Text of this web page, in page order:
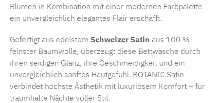
Blumen in Kombination mit einer modernen Farbpalette
ein unvergleichlich elegantes Flair erschafft.
Gefertigt aus edelstem Schweizer Satin aus 100 %
feinster Baumwolle, überzeugt diese Bettwäsche durch
ihren seidigen Glanz, ihre Geschmeidigkeit und ein
unvergleichlich sanftes Hautgefühl. BOTANIC Satin
verbindet höchste Ästhetik mit luxuriösem Komfort – für
traumhafte Nächte voller Stil.